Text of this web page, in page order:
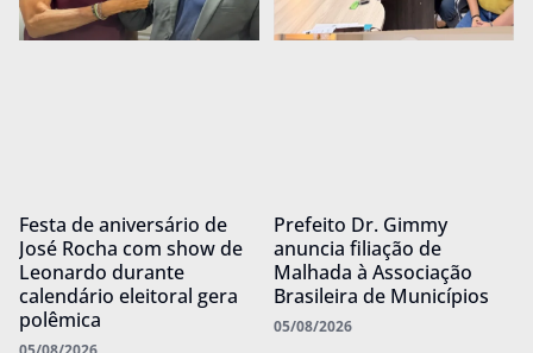
Festa de aniversário de
José Rocha com show de
Leonardo durante
calendário eleitoral gera
polêmica
Prefeito Dr. Gimmy
anuncia filiação de
Malhada à Associação
Brasileira de Municípios
05/08/2026